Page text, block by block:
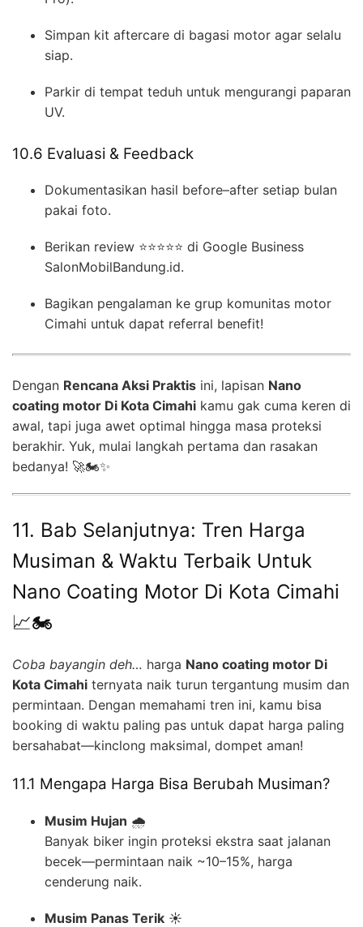
Simpan kit aftercare di bagasi motor agar selalu
siap.
Parkir di tempat teduh untuk mengurangi paparan
UV.
10.6 Evaluasi & Feedback
Dokumentasikan hasil before–after setiap bulan
pakai foto.
Berikan review ⭐⭐⭐⭐⭐ di Google Business
SalonMobilBandung.id.
Bagikan pengalaman ke grup komunitas motor
Cimahi untuk dapat referral benefit!
Dengan Rencana Aksi Praktis ini, lapisan Nano
coating motor Di Kota Cimahi kamu gak cuma keren di
awal, tapi juga awet optimal hingga masa proteksi
berakhir. Yuk, mulai langkah pertama dan rasakan
bedanya! 🚀🏍️✨
11. Bab Selanjutnya: Tren Harga
Musiman & Waktu Terbaik Untuk
Nano Coating Motor Di Kota Cimahi
📈🏍️
Coba bayangin deh… harga Nano coating motor Di
Kota Cimahi ternyata naik turun tergantung musim dan
permintaan. Dengan memahami tren ini, kamu bisa
booking di waktu paling pas untuk dapat harga paling
bersahabat—kinclong maksimal, dompet aman!
11.1 Mengapa Harga Bisa Berubah Musiman?
Musim Hujan 🌧️
Banyak biker ingin proteksi ekstra saat jalanan
becek—permintaan naik ~10–15%, harga
cenderung naik.
Musim Panas Terik ☀️